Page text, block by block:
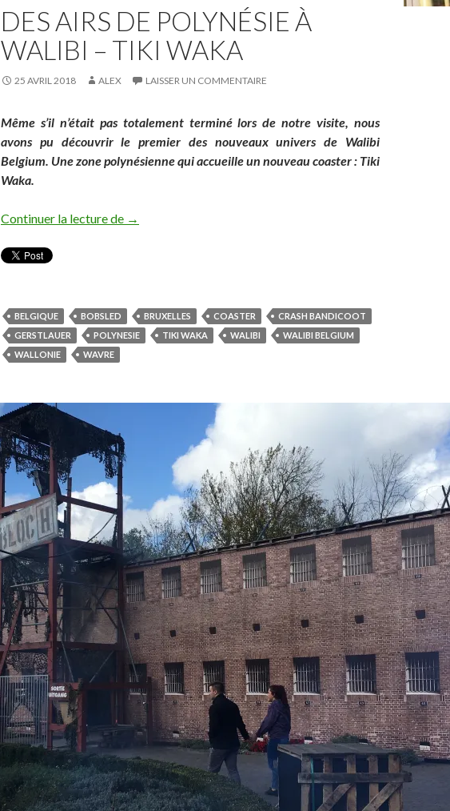
DES AIRS DE POLYNÉSIE À
WALIBI – TIKI WAKA
25 AVRIL 2018 ALEX LAISSER UN COMMENTAIRE
Même s’il n’était pas totalement terminé lors de notre visite, nous
avons pu découvrir le premier des nouveaux univers de Walibi
Belgium. Une zone polynésienne qui accueille un nouveau coaster : Tiki
Waka.
Continuer la lecture de Des airs de Polynésie à Walibi – Tiki Waka
→
BELGIQUE BOBSLED BRUXELLES COASTER
CRASH BANDICOOT
GERSTLAUER
POLYNESIE TIKI WAKA WALIBI
WALIBI BELGIUM
WALLONIE
WAVRE